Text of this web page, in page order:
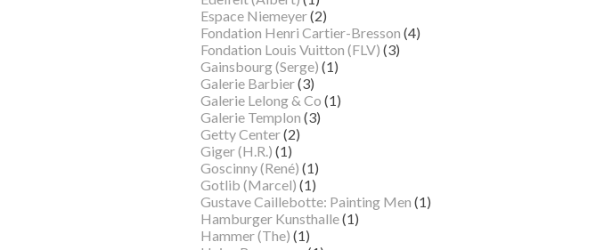
Espace Niemeyer(2)
Fondation Henri Cartier-Bresson (4)
Fondation Louis Vuitton (FLV) (3)
Gainsbourg (Serge) (1)
Galerie Barbier(3)
Galerie Lelong & Co (1)
Galerie Templon (3)
Getty Center(2)
Giger (H.R.) (1)
Goscinny (René) (1)
Gotlib (Marcel) (1)
Gustave Caillebotte: Painting Men (1)
Hamburger Kunsthalle(1)
Hammer (The) (1)